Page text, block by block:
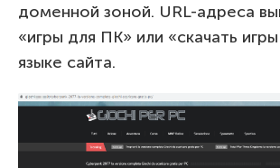
доменной зоной. URL-адреса
«игры для ПК» или «скачать
языке сайта.